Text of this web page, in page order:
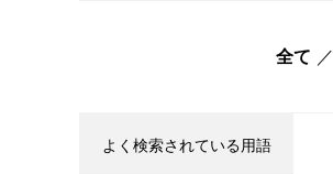
全て
よく検索されている用語